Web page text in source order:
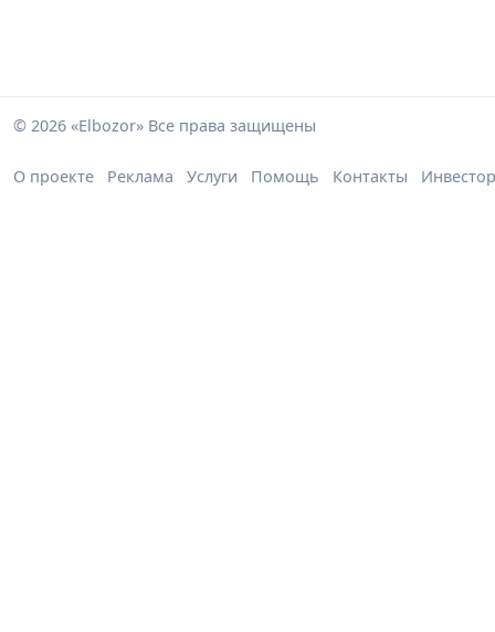
© 2026 «Elbozor» Все права защищены
О проекте Реклама Услуги Помощь Контакты